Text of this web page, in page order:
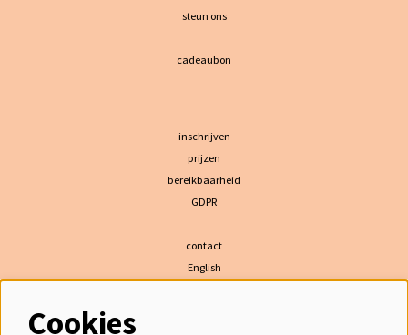
steun ons
cadeaubon
inschrijven
prijzen
bereikbaarheid
GDPR
contact
English
Cookies